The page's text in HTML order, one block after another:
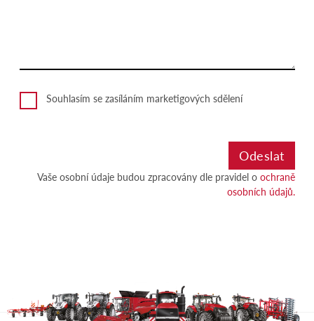
Souhlasím se zasíláním marketigových sdělení
Vaše osobní údaje budou zpracovány dle pravidel o ochraně
osobních údajů.